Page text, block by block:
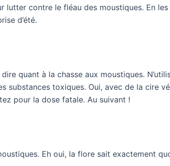
lutter contre le fléau des moustiques. En
d’été.
quant à la chasse aux moustiques.
substances toxiques. Oui, avec de la cire
pour la dose fatale. Au suivant !
Eh oui, la flore sait exactement